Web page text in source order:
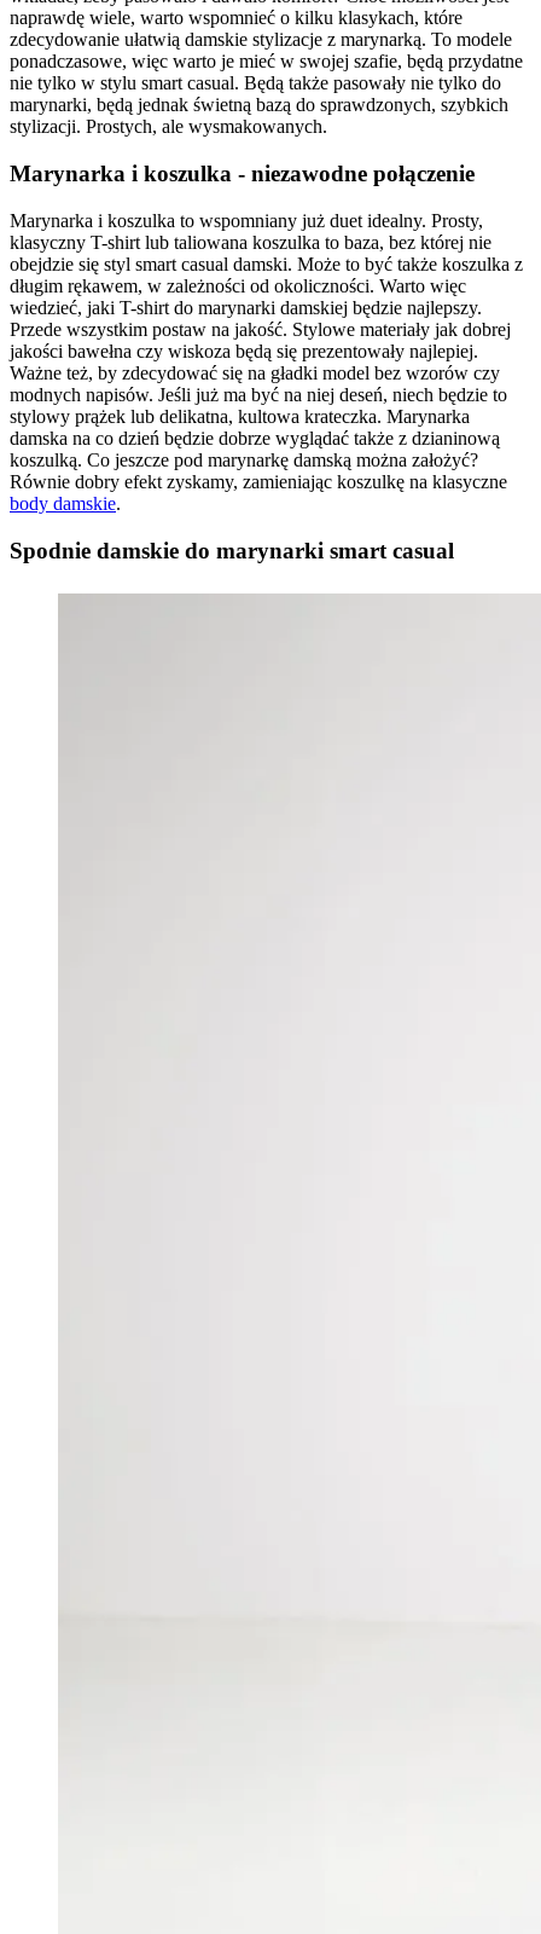
naprawdę wiele, warto wspomnieć o kilku klasykach, które
zdecydowanie ułatwią damskie stylizacje z marynarką. To modele
ponadczasowe, więc warto je mieć w swojej szafie, będą przydatne
nie tylko w stylu smart casual. Będą także pasowały nie tylko do
marynarki, będą jednak świetną bazą do sprawdzonych, szybkich
stylizacji. Prostych, ale wysmakowanych.
Marynarka i koszulka - niezawodne połączenie
Marynarka i koszulka to wspomniany już duet idealny. Prosty,
klasyczny T-shirt lub taliowana koszulka to baza, bez której nie
obejdzie się styl smart casual damski. Może to być także koszulka z
długim rękawem, w zależności od okoliczności. Warto więc
wiedzieć, jaki T-shirt do marynarki damskiej będzie najlepszy.
Przede wszystkim postaw na jakość. Stylowe materiały jak dobrej
jakości bawełna czy wiskoza będą się prezentowały najlepiej.
Ważne też, by zdecydować się na gładki model bez wzorów czy
modnych napisów. Jeśli już ma być na niej deseń, niech będzie to
stylowy prążek lub delikatna, kultowa krateczka. Marynarka
damska na co dzień będzie dobrze wyglądać także z dzianinową
koszulką. Co jeszcze pod marynarkę damską można założyć?
Równie dobry efekt zyskamy, zamieniając koszulkę na klasyczne
body damskie.
Spodnie damskie do marynarki smart casual